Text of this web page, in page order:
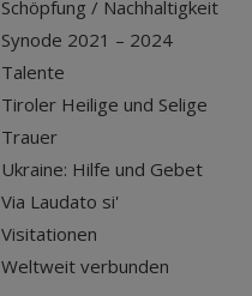
Schöpfung / Nachhaltigkeit
Synode 2021 – 2024
Talente
Tiroler Heilige und Selige
Trauer
Ukraine: Hilfe und Gebet
Via Laudato si'
Visitationen
Weltweit verbunden